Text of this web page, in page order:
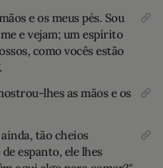
e os meus pés. Sou
e vejam; um espírito
como vocês estão
lhes as mãos e os
tão cheios
espanto, ele lhes